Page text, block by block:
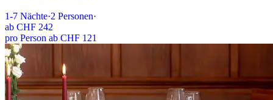
1-7 Nächte·2 Personen·
ab CHF 242
pro Person ab CHF 121